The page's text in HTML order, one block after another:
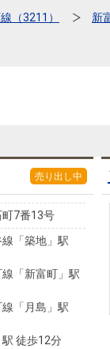
（3211） 新
売り出し中
7番13号
「築地」駅
「新富町」駅
「月島」駅
徒歩12分